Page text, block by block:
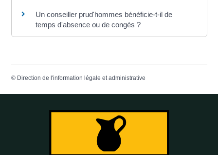
Un conseiller prud'hommes bénéficie-t-il de
temps d'absence ou de congés ?
© Direction de l'information légale et administrative